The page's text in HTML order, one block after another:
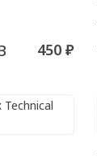
450 ₽